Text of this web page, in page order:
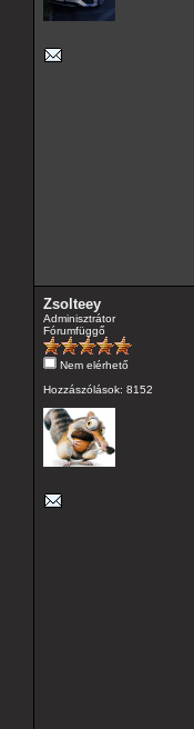
Zsolteey
Adminisztrátor
Fórumfüggő
Nem elérhető
Hozzászólások: 8152